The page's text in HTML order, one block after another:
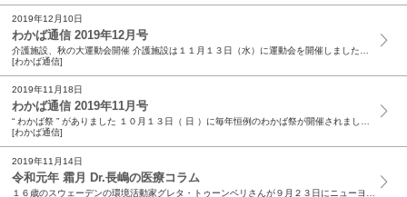
2019年12月10日
わかば通信 2019年12月号
[わかば通信]
2019年11月18日
わかば通信 2019年11月号
“ わかば祭 ” がありました １０月１３日（ 日 ）に毎年恒例のわかば祭が開催されました。今年は天候が不順で、直前まで実施が危ぶまれましたが、当日は秋晴れの空が広がり...
[わかば通信]
2019年11月14日
令和元年 霜月 Dr.長嶋の医療コラム